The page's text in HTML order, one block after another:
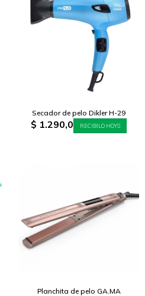
Secador de pelo Dikler H-29
$ 1.290,0 RECIBILO HOY
Planchita de pelo GA.MA